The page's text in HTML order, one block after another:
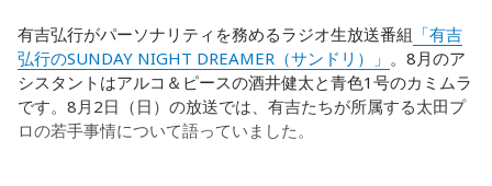
に対して変化しなきゃいけない。「こういうやり方をしま
す」「だったらこう対応します」と。
そうすると、対応された側がまた変えてくるんですよ、それ
も試合中に。ですから、ベンチからでも戦術や戦略はある程
有吉弘行がパーソナリティを務めるラジオ生放送番組 「有吉
弘行のSUNDAY NIGHT DREAMER（サンドリ）」 。8月のア
シスタントはアルコ＆ピースの酒井健太と青色1号のカミムラ
です。8月2日（日）の放送では、有吉たちが所属する太田プ
ロの若手事情について語っていました。